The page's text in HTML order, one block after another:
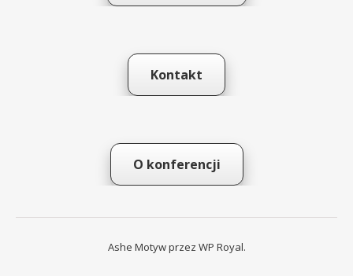
Kontakt
O konferencji
Ashe Motyw przez WP Royal.